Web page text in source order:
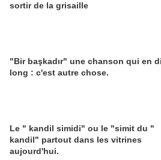
sortir de la grisaille
"Bir başkadır" une chanson qui en dit
long : c'est autre chose.
Le " kandil simidi" ou le "simit du "
kandil" partout dans les vitrines
aujourd'hui.